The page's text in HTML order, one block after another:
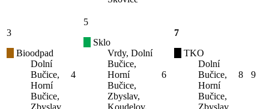
3
Bioodpad
Dolní
Bučice,
Horní
Bučice,
Zbyslav
4
5
Sklo
Vrdy, Dolní
Bučice,
Horní
Bučice,
Zbyslav,
Koudelov,
6
7
TKO
Dolní
Bučice,
Horní
Bučice,
Zbyslav
8 9